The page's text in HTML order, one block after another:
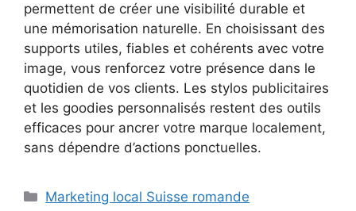
permettent de créer une visibilité durable et
une mémorisation naturelle. En choisissant des
supports utiles, fiables et cohérents avec votre
image, vous renforcez votre présence dans le
quotidien de vos clients. Les stylos publicitaires
et les goodies personnalisés restent des outils
efficaces pour ancrer votre marque localement,
sans dépendre d’actions ponctuelles.
Catégories
Marketing local Suisse romande